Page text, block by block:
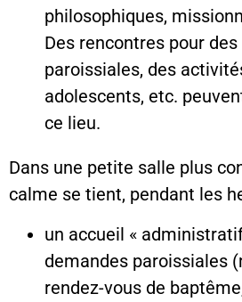
philosophiques,
Des rencontres pour
paroissiales, des
adolescents, etc.
ce lieu.
Dans une petite salle plus
calme se tient, pendant les
un accueil «
demandes paroissiales
rendez-vous de